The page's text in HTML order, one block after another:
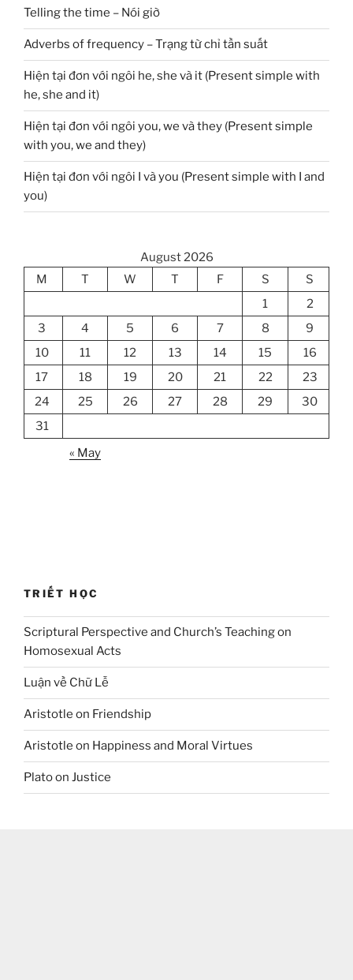
Telling the time – Nói giờ
Adverbs of frequency – Trạng từ chỉ tần suất
Hiện tại đơn với ngôi he, she và it (Present simple with
he, she and it)
Hiện tại đơn với ngôi you, we và they (Present simple
with you, we and they)
Hiện tại đơn với ngôi I và you (Present simple with I and
you)
August 2026
M
T W T F S
S
1
2
3
4 5 6 7 8
9
10
11 12 13 14 15
16
17
18 19 20 21 22
23
24
25 26 27 28 29
30
31
« May
TRIẾT HỌC
Scriptural Perspective and Church’s Teaching on
Homosexual Acts
Luận về Chữ Lễ
Aristotle on Friendship
Aristotle on Happiness and Moral Virtues
Plato on Justice